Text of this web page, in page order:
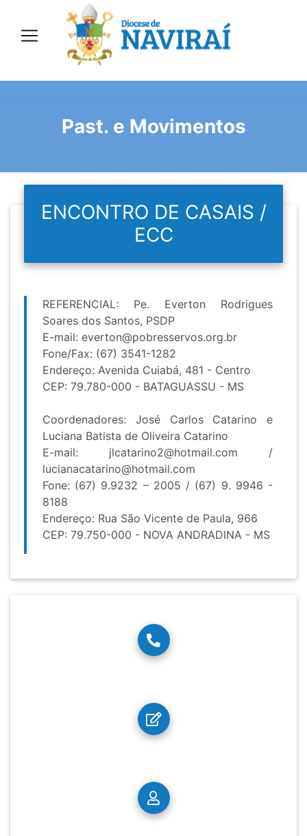
Past. e Movimentos
ENCONTRO DE CASAIS /
ECC
REFERENCIAL: Pe. Everton Rodrigues
Soares dos Santos, PSDP
E-mail: everton@pobresservos.org.br
Fone/Fax: (67) 3541-1282
Endereço: Avenida Cuiabá, 481 - Centro
CEP: 79.780-000 - BATAGUASSU - MS
Coordenadores: José Carlos Catarino e
Luciana Batista de Oliveira Catarino
E-mail: jlcatarino2@hotmail.com /
lucianacatarino@hotmail.com
Fone: (67) 9.9232 – 2005 / (67) 9. 9946 -
8188
Endereço: Rua São Vicente de Paula, 966
CEP: 79.750-000 - NOVA ANDRADINA - MS